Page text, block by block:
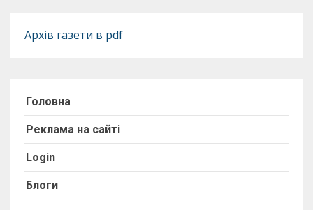
Архів газети в pdf
Головна
Реклама на сайті
Login
Блоги